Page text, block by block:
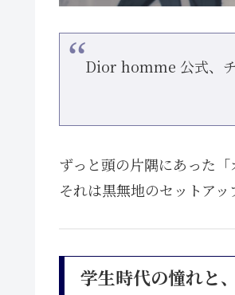
Dior homme 公式、
ずっと頭の片隅にあった「
それは黒無地のセットア
学生時代の憧れと